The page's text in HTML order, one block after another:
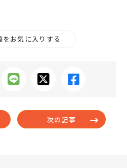
をお気に入りする
次の記事